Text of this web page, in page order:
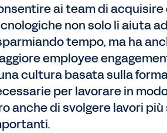
ai team di
non solo li aiuta
tempo, ma ha
employee
cultura basata sulla
per lavorare in
anche di svolgere lavori